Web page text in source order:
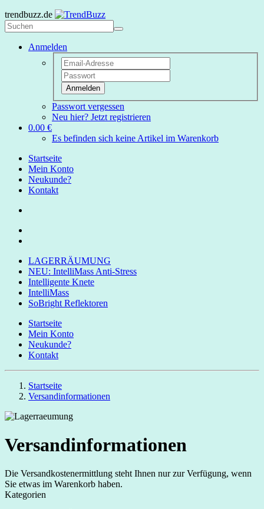
trendbuzz.de
Anmelden
Anmelden
Passwort vergessen
Neu hier? Jetzt registrieren
0.00 €
Es befinden sich keine Artikel im Warenkorb
Startseite
Mein Konto
Neukunde?
Kontakt
LAGERRÄUMUNG
NEU: IntelliMass Anti-Stress
Intelligente Knete
IntelliMass
SoBright Reflektoren
Startseite
Mein Konto
Neukunde?
Kontakt
Startseite
Versandinformationen
Versandinformationen
Die Versandkostenermittlung steht Ihnen nur zur Verfügung, wenn
Sie etwas im Warenkorb haben.
Kategorien